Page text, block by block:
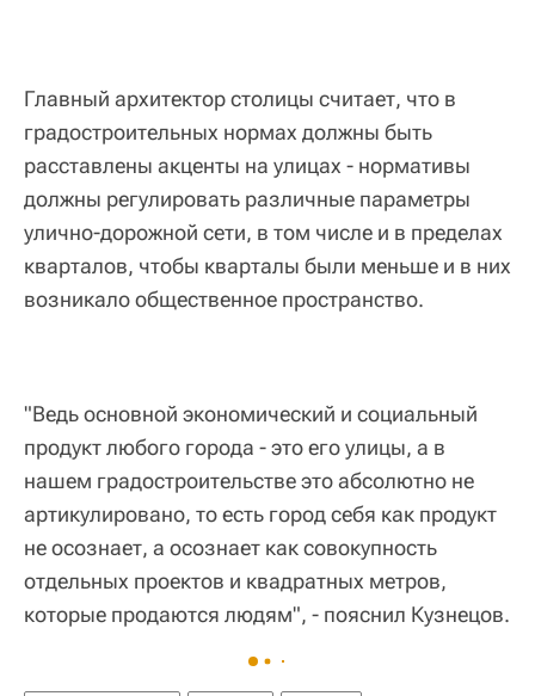
Главный архитектор столицы считает, что в
градостроительных нормах должны быть
расставлены акценты на улицах - нормативы
должны регулировать различные параметры
улично-дорожной сети, в том числе и в пределах
кварталов, чтобы кварталы были меньше и в них
возникало общественное пространство.
"Ведь основной экономический и социальный
продукт любого города - это его улицы, а в
нашем градостроительстве это абсолютно не
артикулировано, то есть город себя как продукт
не осознает, а осознает как совокупность
отдельных проектов и квадратных метров,
которые продаются людям", - пояснил Кузнецов.